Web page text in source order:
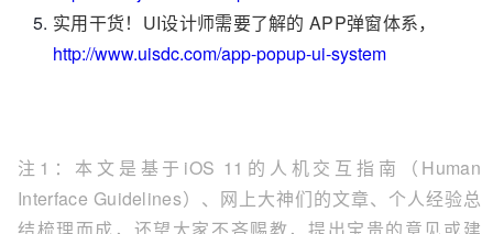
实用干货！UI设计师需要了解的 APP弹窗体系，
http://www.uisdc.com/app-popup-ui-system
注1：本文是基于iOS 11的人机交互指南（Human
Interface Guidelines）、网上大神们的文章、个人经验总
结梳理而成，还望大家不吝赐教，提出宝贵的意见或建